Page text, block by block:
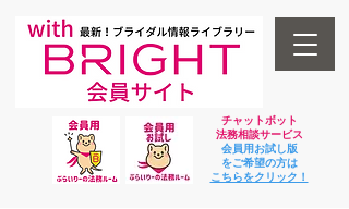
チャットボット
法務相談サービス
会員用お試し版
をご希望の方は
​こちらをクリック！